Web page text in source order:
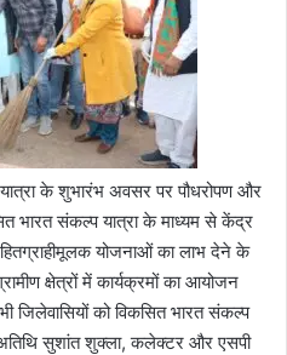
के शुभारंभ अवसर पर पौधरोपण और
भारत संकल्प यात्रा के माध्यम से केंद्र
योजनाओं का लाभ देने के
क्षेत्रों में कार्यक्रमों का आयोजन
जिलेवासियों को विकसित भारत संकल्प
सुशांत शुक्ला, कलेक्टर और एसपी